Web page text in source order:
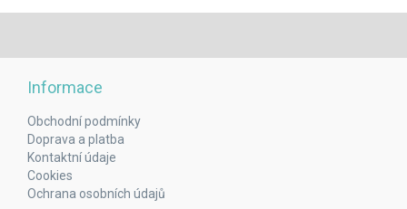
Informace
Obchodní podmínky
Doprava a platba
Kontaktní údaje
Cookies
Ochrana osobních údajů